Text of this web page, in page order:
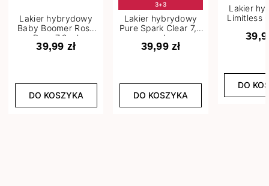
Lakier hybrydowy
Baby Boomer Rose
Base 7,2 ml
39,99 zł
DO KOSZYKA
3+3
Lakier hybrydowy
Pure Spark Clear 7,2
ml
39,99 zł
DO KOSZYKA
Lakier
Limitless
DO